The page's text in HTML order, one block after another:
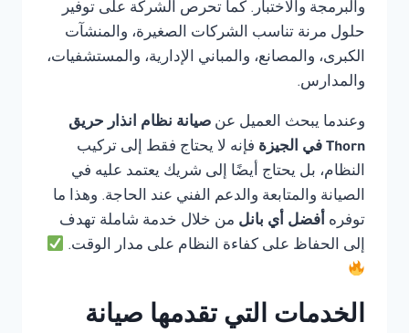
والبرمجة والاختبار. كما تحرص الشركة على توفير
حلول مرنة تناسب الشركات الصغيرة، والمنشآت
الكبرى، والمصانع، والمباني الإدارية، والمستشفيات،
والمدارس.
وعندما يبحث العميل عن صيانة نظام انذار حريق
Thorn في الجيزة
فإنه لا يحتاج فقط إلى تركيب
النظام، بل يحتاج أيضًا إلى شريك يعتمد عليه في
الصيانة والمتابعة والدعم الفني عند الحاجة. وهذا ما
توفره أفضل أي بانل من خلال خدمة شاملة تهدف
إلى الحفاظ على كفاءة النظام على مدار الوقت.
الخدمات التي تقدمها صيانة